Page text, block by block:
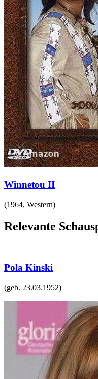
Winnetou II
(1964, Western)
Relevante
Pola Kinski
(geb. 23.03.1952)